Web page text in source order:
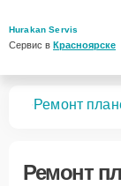
Hurakan Servis
Сервис в Красноярске
Ремонт
Ремонт